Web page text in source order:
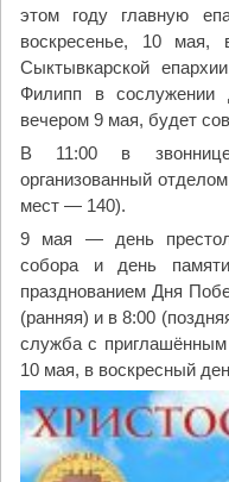
этом году главную
воскресенье, 10
Сыктывкарской
Филипп в сослужении
вечером 9 мая, будет
В 11:00 в звоннице
организованный
мест — 140).
9 мая — день
собора и день
празднованием Дня
(ранняя) и в 8:00
служба с приглашённым
10 мая, в воскресный